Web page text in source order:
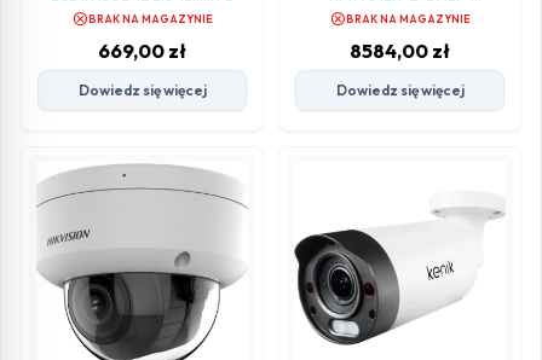
cancelBRAK NA MAGAZYNIE
669,00 zł
Dowiedz się więcej
DC12AC24V-S2
cancelBRAK NA MAGAZYNIE
8584,00 zł
Dowiedz się więcej